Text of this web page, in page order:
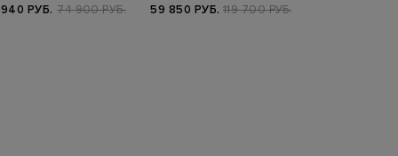
РУБ. 74 900 РУБ. 59 850 РУБ. 119 700 РУБ.